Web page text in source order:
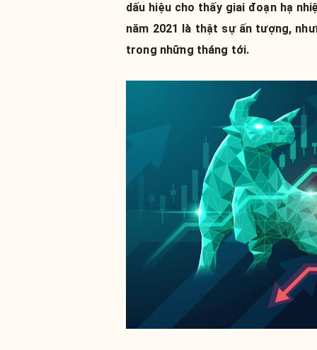
dấu hiệu cho thấy giai đoạn hạ
năm 2021 là thật sự ấn tượng,
trong những tháng tới.